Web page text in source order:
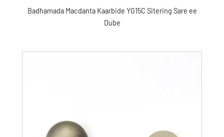
Badhamada Macdanta Kaarbide YG15C Sitering Sare ee
Dube